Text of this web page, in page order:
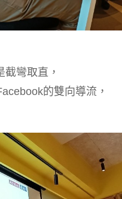
彎取直，
的雙向導流，